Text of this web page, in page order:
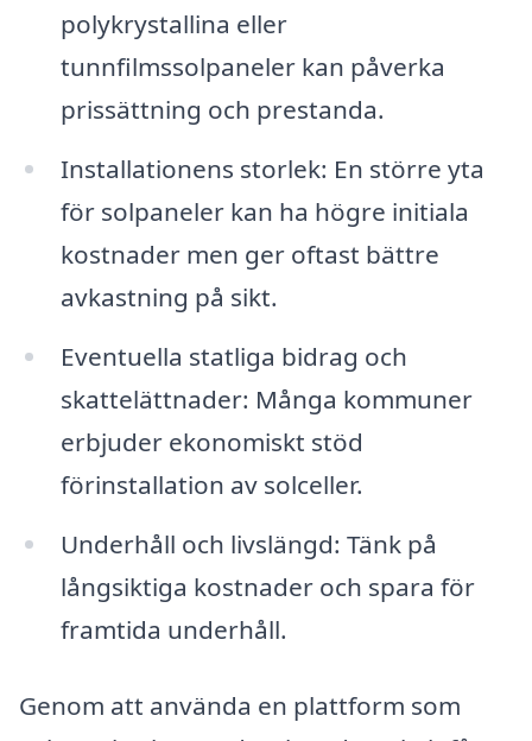
polykrystallina eller
tunnfilmssolpaneler kan påverka
prissättning och prestanda.
Installationens storlek: En större yta
för solpaneler kan ha högre initiala
kostnader men ger oftast bättre
avkastning på sikt.
Eventuella statliga bidrag och
skattelättnader: Många kommuner
erbjuder ekonomiskt stöd
förinstallation av solceller.
Underhåll och livslängd: Tänk på
långsiktiga kostnader och spara för
framtida underhåll.
Genom att använda en plattform som